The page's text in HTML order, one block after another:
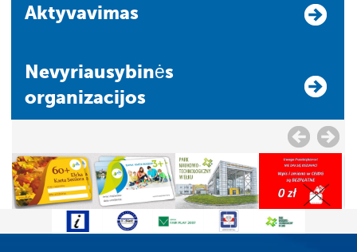
Aktyvavimas
Nevyriausybinės
organizacijos